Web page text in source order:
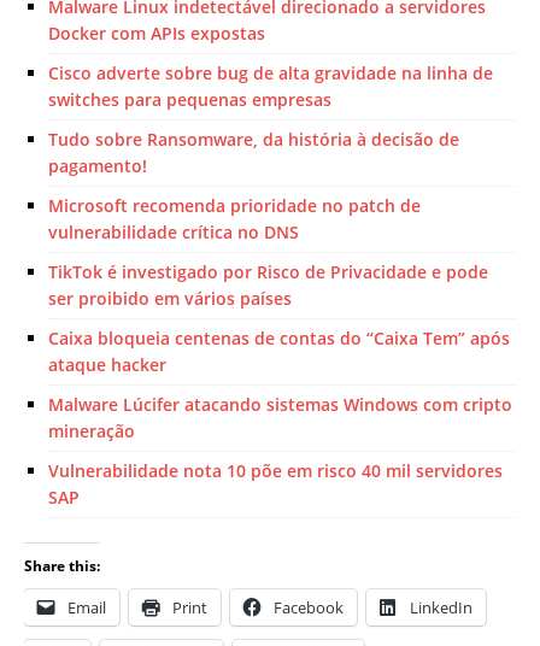
Malware Linux indetectável direcionado a servidores
Docker com APIs expostas
Cisco adverte sobre bug de alta gravidade na linha de
switches para pequenas empresas
Tudo sobre Ransomware, da história à decisão de
pagamento!
Microsoft recomenda prioridade no patch de
vulnerabilidade crítica no DNS
TikTok é investigado por Risco de Privacidade e pode
ser proibido em vários países
Caixa bloqueia centenas de contas do “Caixa Tem” após
ataque hacker
Malware Lúcifer atacando sistemas Windows com cripto
mineração
Vulnerabilidade nota 10 põe em risco 40 mil servidores
SAP
Share this:
Email Print Facebook LinkedIn